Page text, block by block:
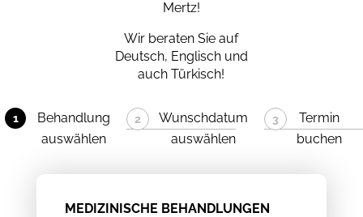
Mertz!
Wir beraten Sie auf
Deutsch, Englisch und
auch Türkisch!
Behandlung
auswählen
Wunschdatum
auswählen
Termin
buchen
MEDIZINISCHE BEHANDLUNGEN